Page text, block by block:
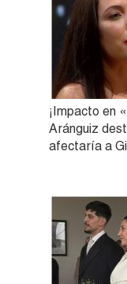
¡Impacto en
Aránguiz
afectaría a